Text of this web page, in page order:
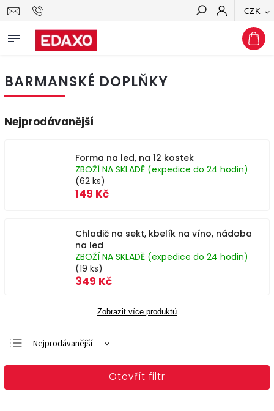
CZK
Hledat
BARMANSKÉ DOPLŇKY
Nejprodávanější
Forma na led, na 12 kostek
ZBOŽÍ NA SKLADĚ (expedice do 24 hodin)
(62 ks)
149 Kč
Chladič na sekt, kbelík na víno, nádoba
na led
ZBOŽÍ NA SKLADĚ (expedice do 24 hodin)
(19 ks)
349 Kč
Zobrazit více produktů
Doporučujeme
Nejprodávanější
Otevřít filtr